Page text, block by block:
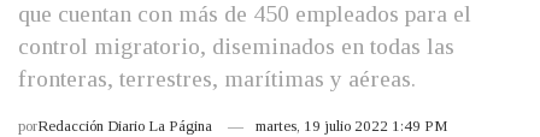
que cuentan con más de 450 empleados para el
control migratorio, diseminados en todas las
fronteras, terrestres, marítimas y aéreas.
porRedacción Diario La Página martes, 19 julio 2022 1:49 PM